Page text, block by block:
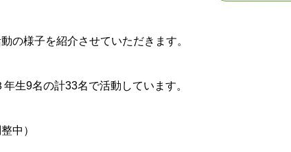
の様子を紹介させていただきます。
年生9名の計33名で活動しています。
中）